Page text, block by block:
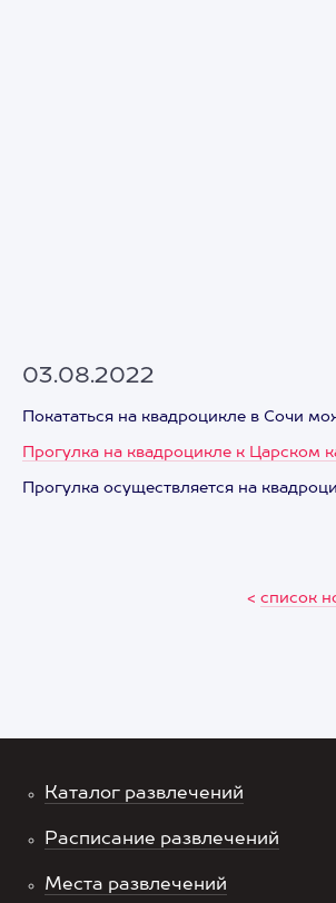
03.08.2022
Покататься на квадроцикле в Сочи
Прогулка на квадроцикле к Царском
Прогулка осуществляется на
< список
Каталог развлечений
Расписание развлечений
Места развлечений